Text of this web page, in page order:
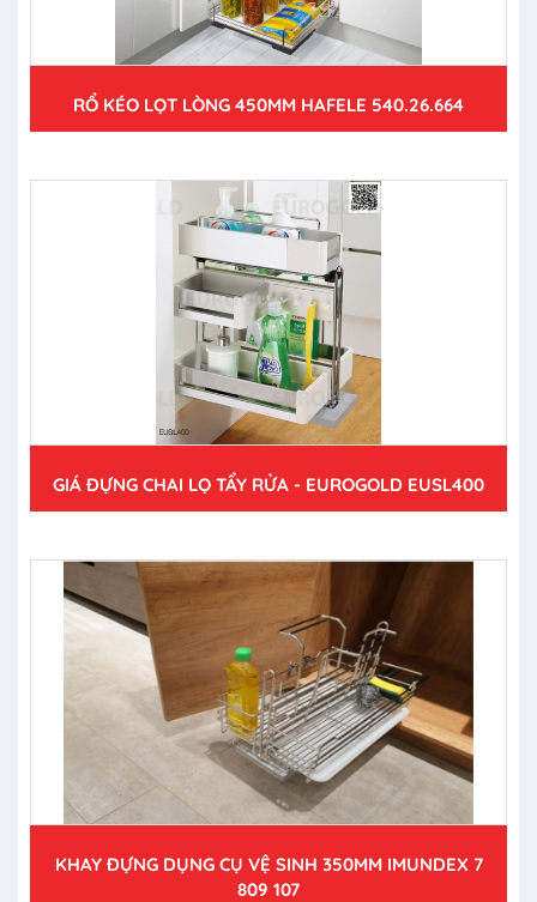
RỔ KÉO LỌT LÒNG 450MM HAFELE 540.26.664
GIÁ ĐỰNG CHAI LỌ TẨY RỬA - EUROGOLD EUSL400
KHAY ĐỰNG DỤNG CỤ VỆ SINH 350MM IMUNDEX 7
809 107